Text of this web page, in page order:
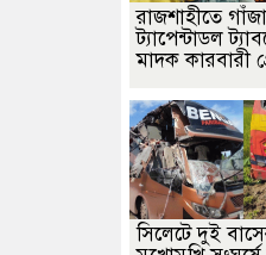
৬ মাদক কারবারি গ্রেফতার
সম্মেলনে ক্ষোভ ভুক্তভোগীর
রাজশাহীতে
ট্যাপেন্টাডল
মাদক কারবারী
সিলেটে দুই